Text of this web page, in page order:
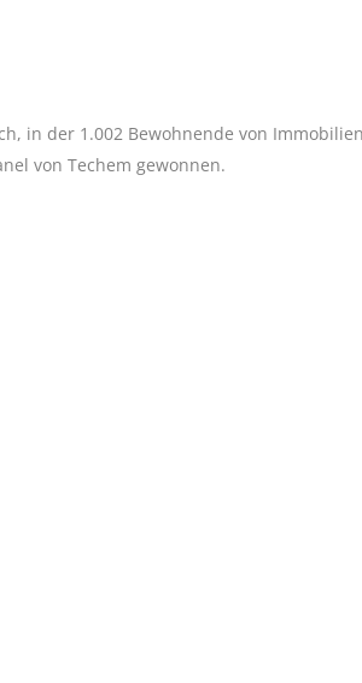
in der 1.002 Bewohnende von
von Techem gewonnen.